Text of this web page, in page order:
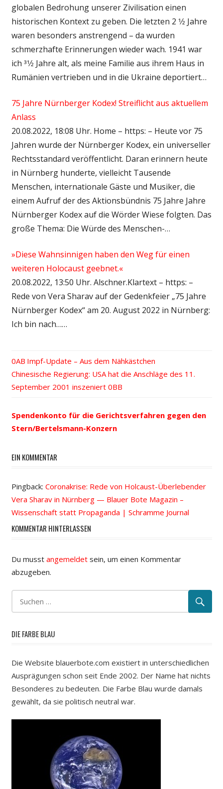
globalen Bedrohung unserer Zivilisation einen
historischen Kontext zu geben. Die letzten 2 1⁄2 Jahre
waren besonders anstrengend – da wurden
schmerzhafte Erinnerungen wieder wach. 1941 war
ich 31⁄2 Jahre alt, als meine Familie aus ihrem Haus in
Rumänien vertrieben und in die Ukraine deportiert…
75 Jahre Nürnberger Kodex! Streiflicht aus aktuellem
Anlass
20.08.2022, 18:08 Uhr. Home – https: – Heute vor 75
Jahren wurde der Nürnberger Kodex, ein universeller
Rechtsstandard veröffentlicht. Daran erinnern heute
in Nürnberg hunderte, vielleicht Tausende
Menschen, internationale Gäste und Musiker, die
einem Aufruf der des Aktionsbündnis 75 Jahre Jahre
Nürnberger Kodex auf die Wörder Wiese folgten. Das
große Thema: Die Würde des Menschen-…
»Diese Wahnsinnigen haben den Weg für einen
weiteren Holocaust geebnet.«
20.08.2022, 13:50 Uhr. Alschner.Klartext – https: –
Rede von Vera Sharav auf der Gedenkfeier „75 Jahre
Nürnberger Kodex“ am 20. August 2022 in Nürnberg:
Ich bin nach……
Beitrags-
Navigation
Vorheriger
Beitrag:
Impf-Update – Aus dem Nähkästchen
Nächster
Beitrag:
Chinesische Regierung: USA hat die Anschläge des 11.
September 2001 inszeniert
Spendenkonto für die Gerichtsverfahren gegen den
Stern/Bertelsmann-Konzern
EIN KOMMENTAR
Pingback: Coronakrise: Rede von Holcaust-Überlebender
Vera Sharav in Nürnberg — Blauer Bote Magazin –
Wissenschaft statt Propaganda | Schramme Journal
KOMMENTAR HINTERLASSEN
Du musst angemeldetsein, um einen Kommentar
abzugeben.
DIE FARBE BLAU
Die Website blauerbote.com existiert in unterschiedlichen
Ausprägungen schon seit Ende 2002. Der Name hat nichts
Besonderes zu bedeuten. Die Farbe Blau wurde damals
gewählt, da sie politisch neutral war.